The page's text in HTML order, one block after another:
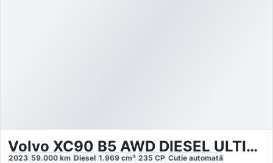
Volvo XC90 B5 AWD DIESEL ULTIMATE
2023 59.000 km Diesel 1.969 cm³ 235 CP Cutie automată